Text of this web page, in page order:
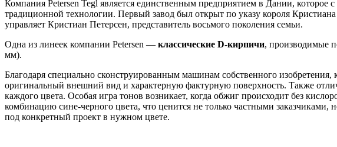
Компания Petersen Tegl является единственным предприятием в Дании,
традиционной технологии. Первый завод был открыт по указу короля
управляет Кристиан Петерсен, представитель восьмого поколения семьи.
Одна из линеек компании Petersen — классические D-кирпичи, производимые
мм).
Благодаря специально сконструированным машинам собственного
оригинальный внешний вид и характерную фактурную поверхность. Также
каждого цвета. Особая игра тонов возникает, когда обжиг происходит без
комбинацию сине-черного цвета, что ценится не только частными
под конкретный проект в нужном цвете.